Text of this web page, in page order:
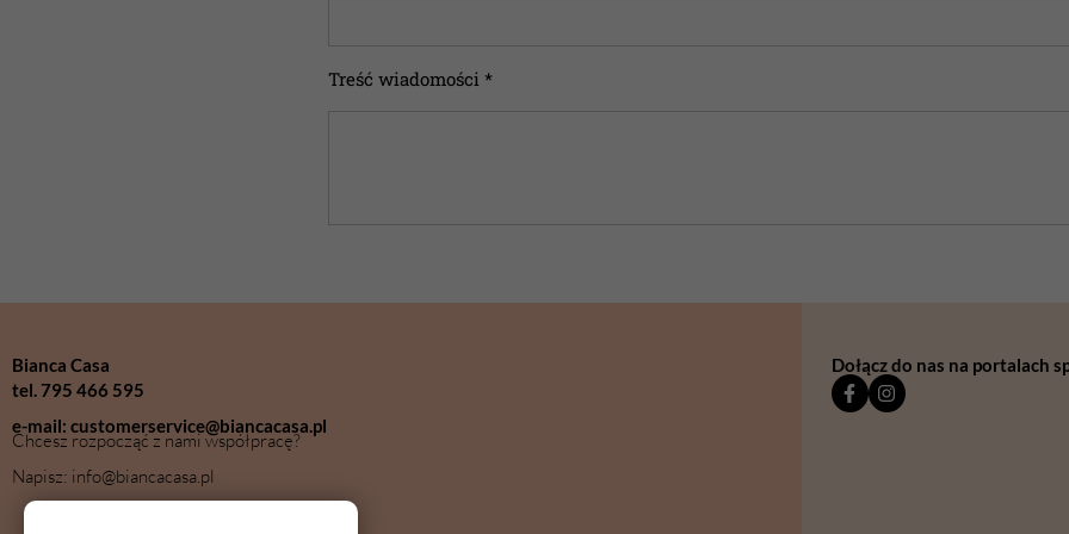
Treść wiadomości *
Bianca Casa
tel. 795 466 595
e-mail: customerservice@biancacasa.pl
Chcesz rozpocząć z nami współpracę?
Napisz: info@biancacasa.pl
Dołącz do nas na portalach